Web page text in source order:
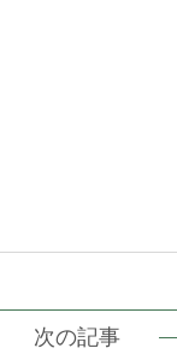
次の記事